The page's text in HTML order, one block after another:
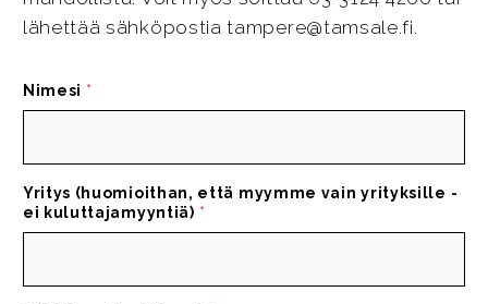
lähettää sähköpostia tampere@tamsale.fi.
Nimesi *
Yritys (huomioithan, että myymme vain yrityksille -
ei kuluttajamyyntiä) *